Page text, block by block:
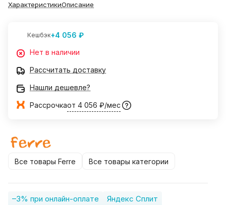
ХарактеристикиОписание
Кешбэк+4 056 ₽
Нет в наличии
Рассчитать доставку
Нашли дешевле?
Рассрочкаот 4 056 ₽/мес
Все товары Ferre Все товары категории
–3% при онлайн-оплате
Яндекс Сплит